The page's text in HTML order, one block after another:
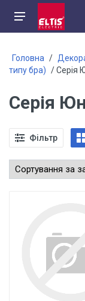
Головна /
типу бра) / Серія
Серія
Фільтр